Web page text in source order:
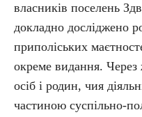
власників поселень
докладно досліджено
приполіських
окреме видання.
осіб і родин, чия
частиною суспільно-